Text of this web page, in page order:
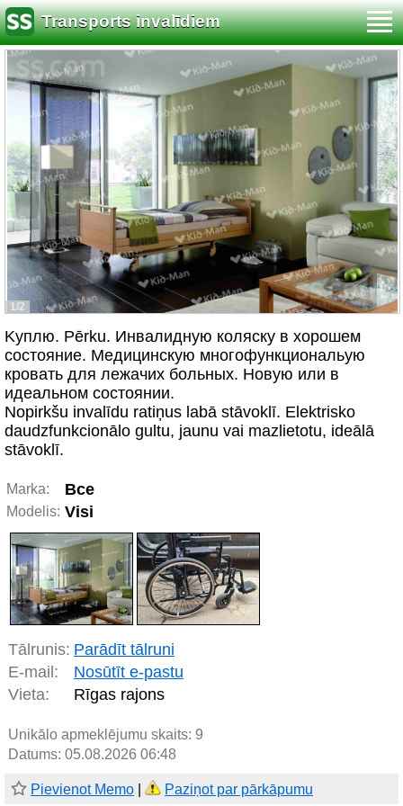
Transports invalīdiem
1/2
Kуплю. Pērku. Инвалидную коляску в хорошем
состояние. Mедицинскую многофункциональую
кpовать для лежачих больных. Hовую или в
идеальном состоянии.
Nopirkšu invalīdu ratiņus labā stāvoklī. Elektrisko
daudzfunkcionālo gultu, jaunu vai mazlietotu, ideālā
stāvoklī.
Marka: Bce
Modelis: Visi
Tālrunis: Parādīt tālruni
E-mail:
Nosūtīt e-pastu
Vieta:
Rīgas rajons
Unikālo apmeklējumu skaits: 9
Datums: 05.08.2026 06:48
Pievienot Memo Paziņot par pārkāpumu